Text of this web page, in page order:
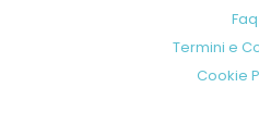
Faq
Termini e
Cookie